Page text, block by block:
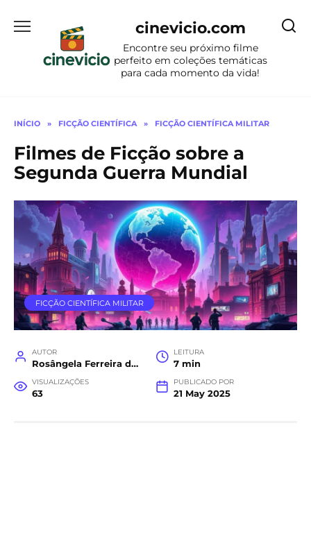
para
conteúdo
cinevicio.com
Encontre seu próximo filme
perfeito em coleções temáticas
para cada momento da vida!
INÍCIO » FICÇÃO CIENTÍFICA » FICÇÃO CIENTÍFICA MILITAR
Filmes de Ficção sobre a
Segunda Guerra Mundial
FICÇÃO CIENTÍFICA MILITAR
AUTOR
Rosângela Ferreira da Costa
LEITURA
7 min
VISUALIZAÇÕES
63
PUBLICADO POR
21 May 2025